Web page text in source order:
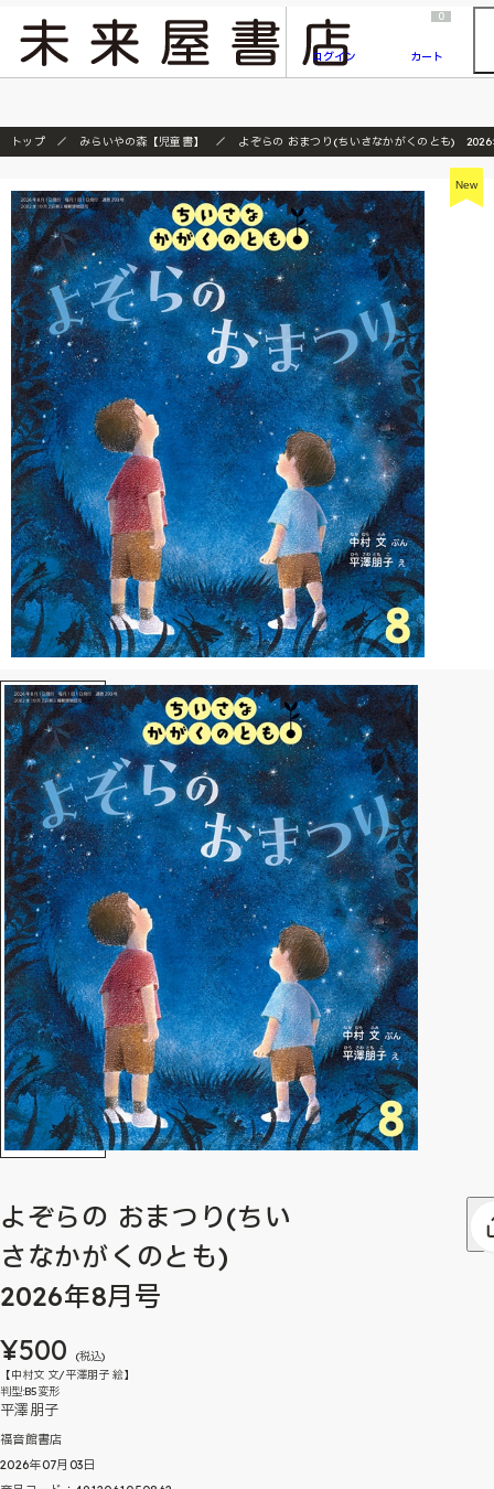
『ONE PIECE magazine 021 ONE PIECEカード付き同梱版』発売延期のご案内
ログイン
0
カート
トップ みらいやの森【児童書】 よぞらの おまつり(ちいさなかがくのとも)
New
よぞらの おまつり(ちい
さなかがくのとも)
2026年8月号
¥500
(税込)
【中村文 文/平澤朋子 絵】
判型:B5変形
平澤朋子
福音館書店
2026年07月03日